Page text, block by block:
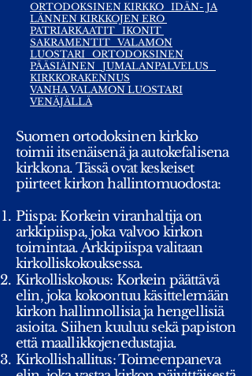
ORTODOKSINEN KIRKKO IDÄN- JA
LÄNNEN KIRKKOJEN ERO
PATRIARKAATIT IKONIT
SAKRAMENTIT VALAMON
LUOSTARI ORTODOKSINEN
PÄÄSIÄINEN
JUMALANPALVELUS
KIRKKORAKENNUS
VANHA VALAMON LUOSTARI
VENÄJÄLLÄ
Suomen ortodoksinen kirkko
toimii itsenäisenä ja autokefalisena
kirkkona. Tässä ovat keskeiset
piirteet kirkon hallintomuodosta:
Piispa: Korkein viranhaltija on
arkkipiispa, joka valvoo kirkon
toimintaa. Arkkipiispa valitaan
kirkolliskokouksessa.
Kirkolliskokous: Korkein päättävä
elin, joka kokoontuu käsittelemään
kirkon hallinnollisia ja hengellisiä
asioita. Siihen kuuluu sekä papiston
että maallikkojenedustajia.
Kirkollishallitus: Toimeenpaneva